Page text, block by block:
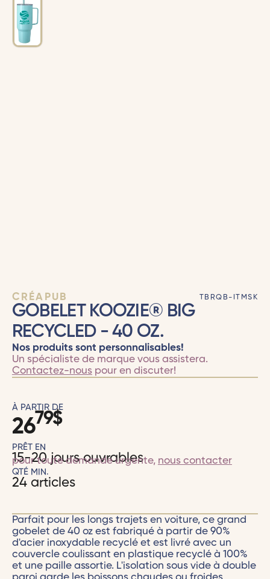
CRÉAPUB TBRQB-ITMSK
GOBELET KOOZIE® BIG
RECYCLED - 40 OZ.
Nos produits sont personnalisables!
Un spécialiste de marque vous assistera.
Contactez-nouspour en discuter!
À PARTIR DE
2679$
PRÊT EN
15-20 jours ouvrables
pour toute demande urgente, nous contacter
QTÉ MIN.
24 articles
Parfait pour les longs trajets en voiture, ce grand
gobelet de 40 oz est fabriqué à partir de 90%
d'acier inoxydable recyclé et est livré avec un
couvercle coulissant en plastique recyclé à 100%
et une paille assortie. L'isolation sous vide à double